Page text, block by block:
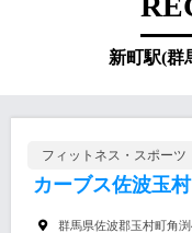
新町駅(群
フィットネス・スポーツ
カーブス佐波玉村
群馬県佐波郡玉村町角